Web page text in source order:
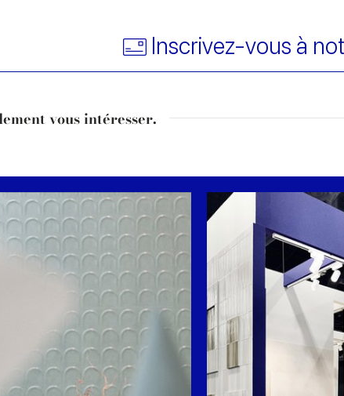
Inscrivez-vous à
vous intéresser.